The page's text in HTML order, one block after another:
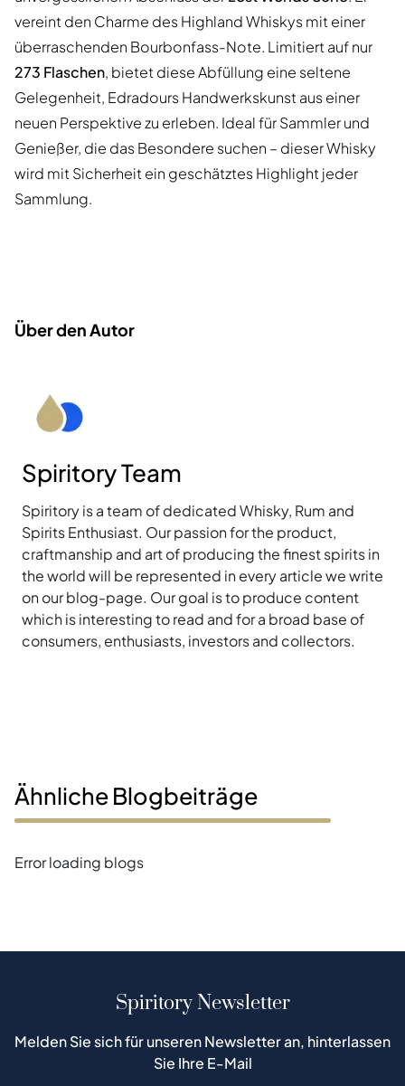
vereint den Charme des Highland Whiskys mit einer
überraschenden Bourbonfass-Note. Limitiert auf nur
273 Flaschen, bietet diese Abfüllung eine seltene
Gelegenheit, Edradours Handwerkskunst aus einer
neuen Perspektive zu erleben. Ideal für Sammler und
Genießer, die das Besondere suchen – dieser Whisky
wird mit Sicherheit ein geschätztes Highlight jeder
Sammlung.
Über den Autor
Spiritory Team
Spiritory is a team of dedicated Whisky, Rum and
Spirits Enthusiast. Our passion for the product,
craftmanship and art of producing the finest spirits in
the world will be represented in every article we write
on our blog-page. Our goal is to produce content
which is interesting to read and for a broad base of
consumers, enthusiasts, investors and collectors.
Ähnliche Blogbeiträge
Error loading blogs
Spiritory Newsletter
Melden Sie sich für unseren Newsletter an, hinterlassen
Sie Ihre E-Mail